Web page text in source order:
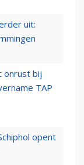
uit:
onrust bij
TAP
opent